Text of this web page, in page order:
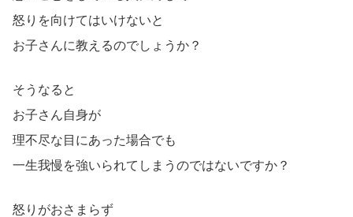
怒りを向けてはいけないと
お子さんに教えるのでしょうか？
そうなると
お子さん自身が
理不尽な目にあった場合でも
一生我慢を強いられてしまうのではないですか？
怒りがおさまらず